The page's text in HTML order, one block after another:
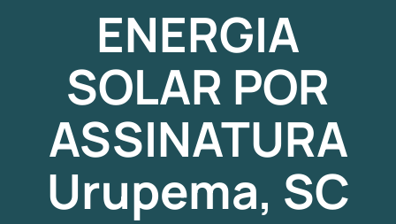
ENERGIA
SOLAR POR
ASSINATURA
Urupema, SC